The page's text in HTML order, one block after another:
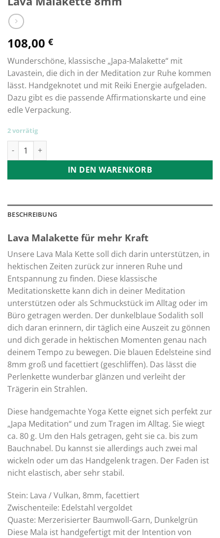
108,00 €
Wunderschöne, klassische „Japa-Malakette“ mit
Lavastein, die dich in der Meditation zur Ruhe kommen
lässt. Handgeknotet und mit Reiki Energie aufgeladen.
Dazu gibt es die passende Affirmationskarte und eine
edle Verpackung.
2 vorrätig
Lava Malakette 8mm Menge
IN DEN WARENKORB
BESCHREIBUNG
Lava Malakette für mehr Kraft
Unsere Lava Mala Kette soll dich darin unterstützen, in
hektischen Zeiten zurück zur inneren Ruhe und
Entspannung zu finden. Diese klassische
Meditationskette kann dich in deiner Meditation
unterstützen oder als Schmuckstück im Alltag oder im
Büro getragen werden. Der dunkelblaue Sodalith soll
dich daran erinnern, dir täglich eine Auszeit zu gönnen
und dich gerade in hektischen Momenten genau nach
deinem Tempo zu bewegen. Die blauen Edelsteine sind
8mm groß und facettiert (geschliffen). Das lässt die
Perlenkette wunderbar glänzen und verleiht der
Trägerin ein Strahlen.
Diese handgemachte Yoga Kette eignet sich perfekt zur
„Japa Meditation“ und zum Tragen im Alltag. Sie wiegt
ca. 80 g. Um den Hals getragen, geht sie ca. bis zum
Bauchnabel. Du kannst sie allerdings auch zwei mal
wickeln oder um das Handgelenk tragen. Der Faden ist
nicht elastisch, aber sehr stabil.
Stein: Lava / Vulkan, 8mm, facettiert
Zwischenteile: Edelstahl vergoldet
Quaste: Merzerisierter Baumwoll-Garn, Dunkelgrün
Diese Mala ist handgefertigt mit der Intention von